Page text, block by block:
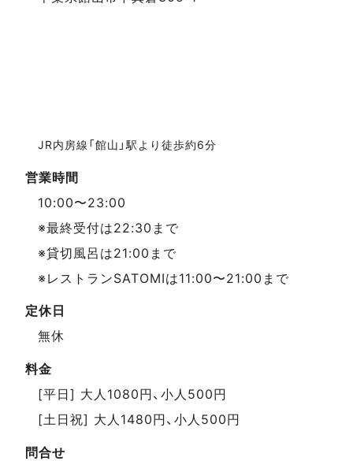
JR内房線「館山」駅より徒歩約6分
営業時間
10:00〜23:00
※最終受付は22:30まで
※貸切風呂は21:00まで
※レストランSATOMIは11:00〜21:00まで
定休日
無休
料金
[平日] 大人1080円、小人500円
[土日祝] 大人1480円、小人500円
問合せ